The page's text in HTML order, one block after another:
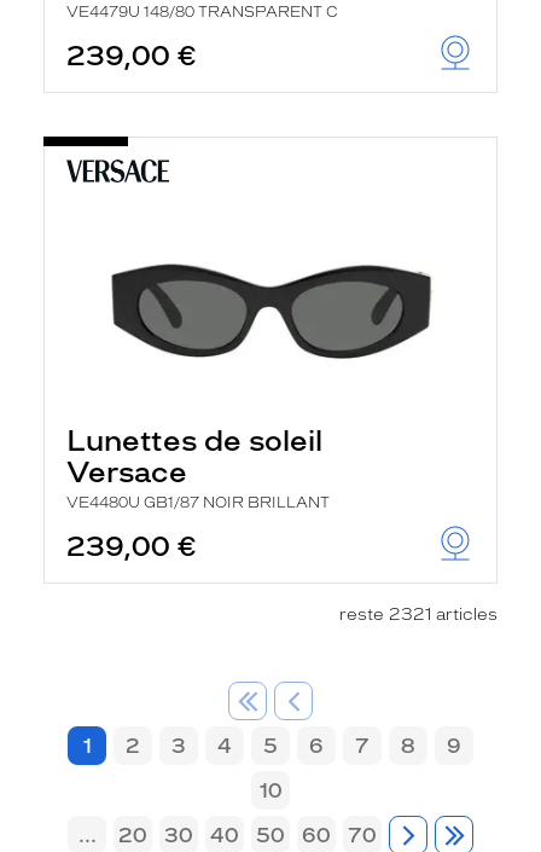
VE4479U 148/80 TRANSPARENT C
239,00 €
Lunettes de soleil
Versace
VE4480U GB1/87 NOIR BRILLANT
239,00 €
reste 2321 articles
1 2 3 4 5 6 7 8
9
10
...
20 30 40 50 60 70